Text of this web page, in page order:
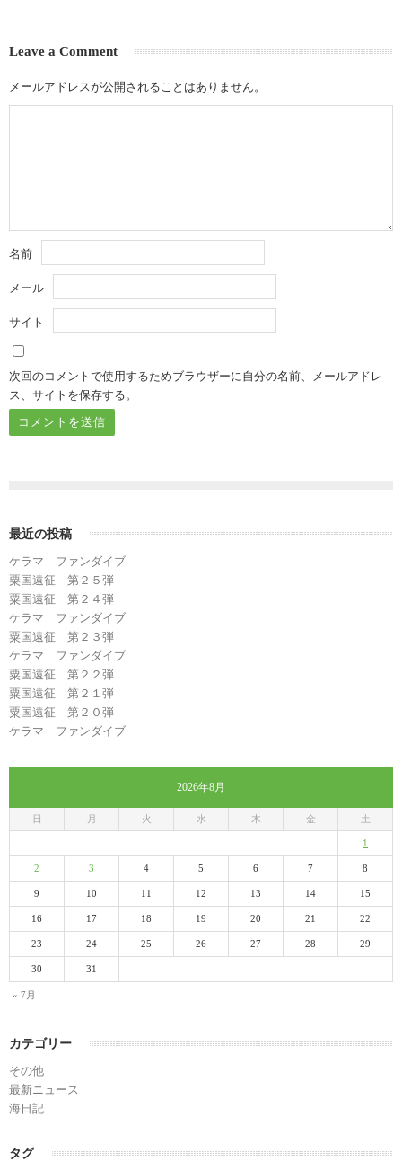
Leave a Comment
メールアドレスが公開されることはありません。
名前
メール
サイト
次回のコメントで使用するためブラウザーに自分の名前、メールアドレ
ス、サイトを保存する。
最近の投稿
ケラマ ファンダイブ
粟国遠征 第２５弾
粟国遠征 第２４弾
ケラマ ファンダイブ
粟国遠征 第２３弾
ケラマ ファンダイブ
粟国遠征 第２２弾
粟国遠征 第２１弾
粟国遠征 第２０弾
ケラマ ファンダイブ
2026年8月
日 月 火 水 木 金 土
« 7月
1
2 3 4 5 6 7 8
9 10 11 12 13 14 15
16 17 18 19 20 21 22
23 24 25 26 27 28 29
30 31
カテゴリー
その他
最新ニュース
海日記
タグ